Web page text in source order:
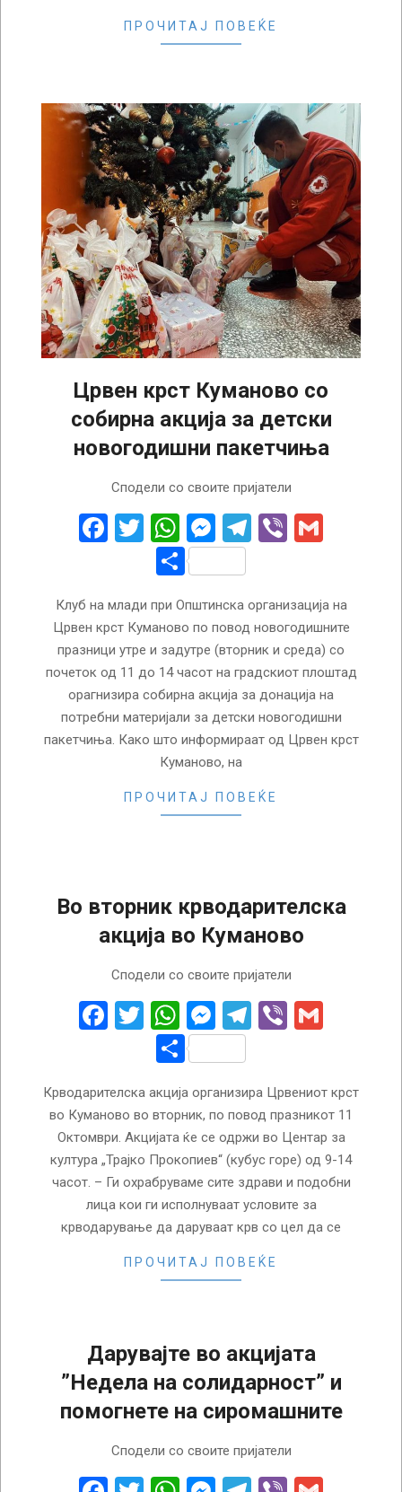
ПРОЧИТАЈ ПОВЕЌЕ
Црвен крст Куманово со
собирна акција за детски
новогодишни пакетчиња
Сподели со своите пријатели
Facebook
Twitter
WhatsApp
Messenger
Telegram
Viber
Share
Клуб на млади при Општинска организација на
Црвен крст Куманово по повод новогодишните
празници утре и задутре (вторник и среда) со
почеток од 11 до 14 часот на градскиот плоштад
орагнизира собирна акција за донација на
потребни материјали за детски новогодишни
пакетчиња. Како што информираат од Црвен крст
Куманово, на
ПРОЧИТАЈ ПОВЕЌЕ
Во вторник крводарителска
акција во Куманово
Сподели со своите пријатели
Facebook
Twitter
WhatsApp
Messenger
Telegram
Viber
Share
Крводарителска акција организира Црвениот крст
во Куманово во вторник, по повод празникот 11
Октомври. Акцијата ќе се одржи во Центар за
култура „Трајко Прокопиев“ (кубус горе) од 9-14
часот. – Ги охрабруваме сите здрави и подобни
лица кои ги исполнуваат условите за
крводарување да даруваат крв со цел да се
ПРОЧИТАЈ ПОВЕЌЕ
Дарувајте во акцијата
”Недела на солидарност” и
помогнете на сиромашните
Сподели со своите пријатели